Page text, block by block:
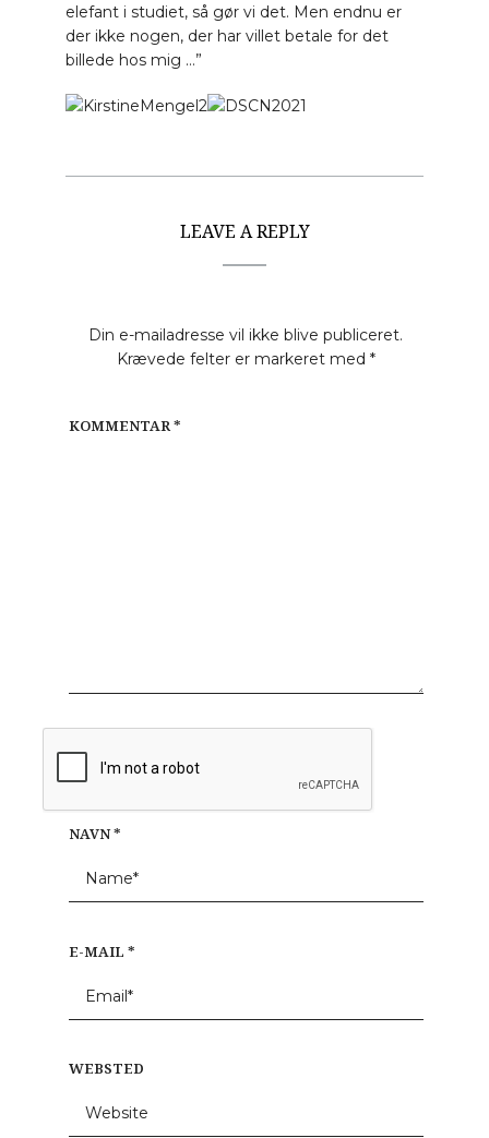
elefant i studiet, så gør vi det. Men endnu er
der ikke nogen, der har villet betale for det
billede hos mig …”
LEAVE A REPLY
Din e-mailadresse vil ikke blive publiceret.
Krævede felter er markeret med *
KOMMENTAR*
NAVN*
E-MAIL *
WEBSTED